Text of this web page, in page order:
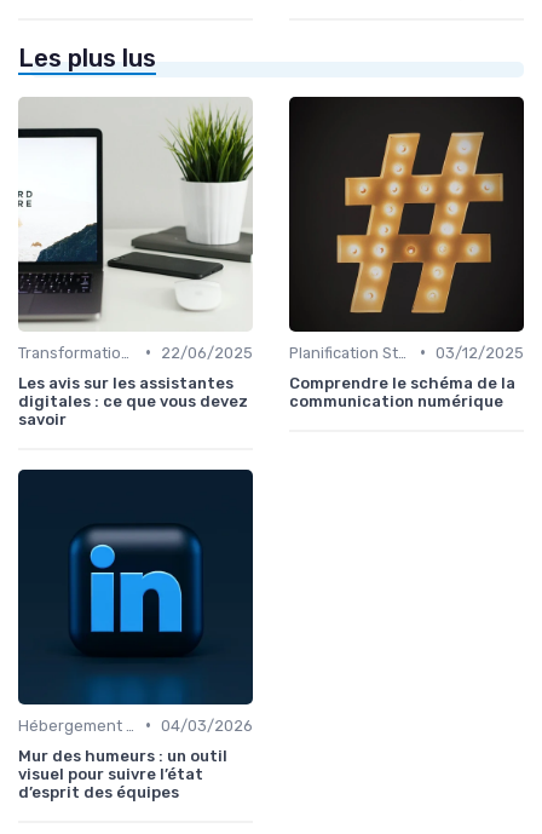
Les plus lus
•
22/06/2025
Les avis sur les assistantes
digitales : ce que vous devez
savoir
• 03/12/2025
Comprendre le schéma de la
communication numérique
• 04/03/2026
Mur des humeurs : un outil
visuel pour suivre l’état
d’esprit des équipes